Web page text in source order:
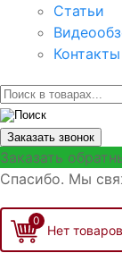
Статьи
Контакты
Заказать звонок
Заказать
Спасибо. Мы
0